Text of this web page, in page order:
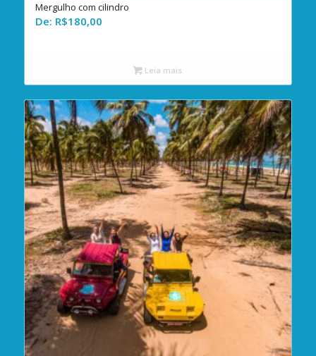
Mergulho com cilindro
De: R$180,00
Leia mais